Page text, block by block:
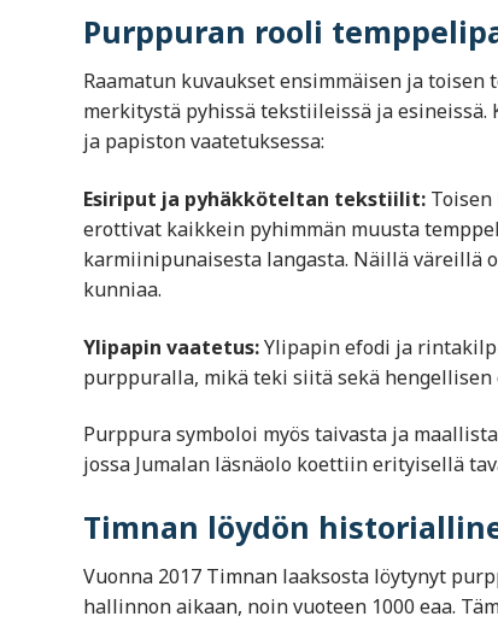
Purppuran rooli
Raamatun kuvaukset ensimmäisen ja
merkitystä pyhissä tekstiileissä ja
ja papiston vaatetuksessa:
Esiriput ja pyhäkköteltan tekstiilit:Toisen
erottivat kaikkein pyhimmän muusta
karmiinipunaisesta langasta. Näillä väreillä
kunniaa.
Ylipapin vaatetus:Ylipapin efodi ja
purppuralla, mikä teki siitä sekä hengellisen
Purppura symboloi myös taivasta ja
jossa Jumalan läsnäolo koettiin erityisellä
Timnan löydön
Vuonna 2017 Timnan laaksosta löytynyt
hallinnon aikaan, noin vuoteen 1000 eaa.